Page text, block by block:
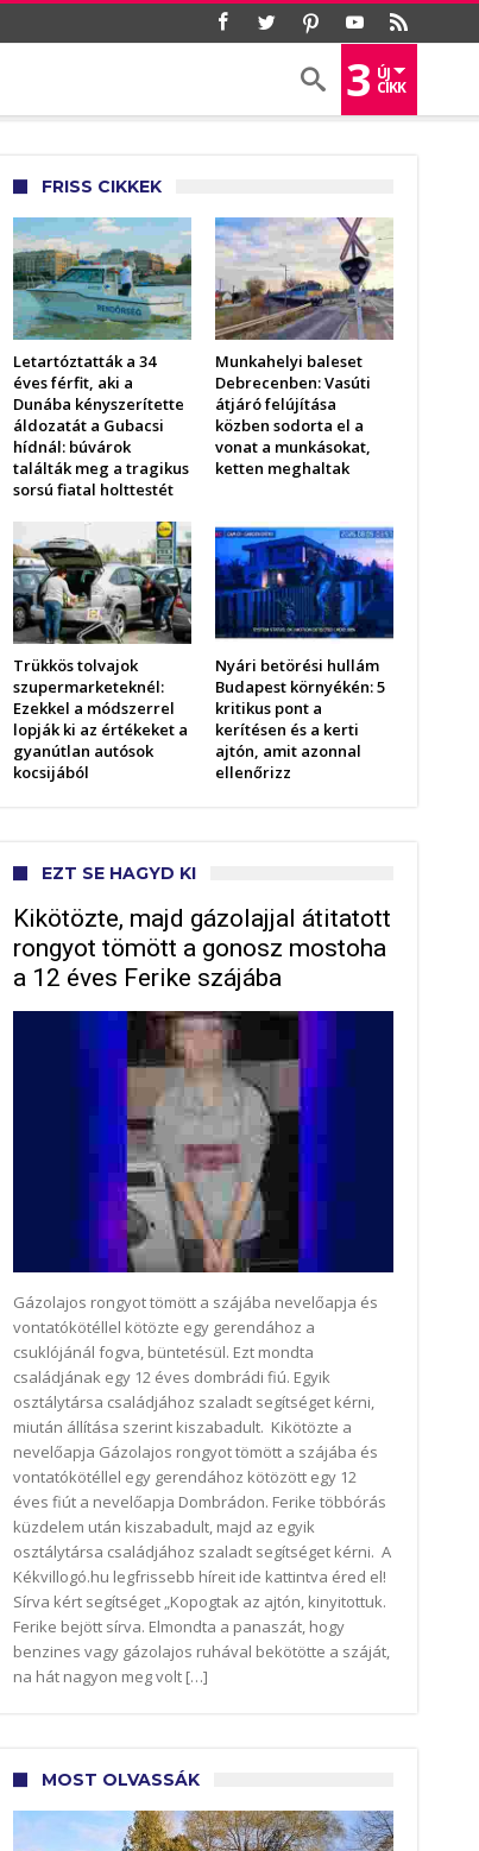
3 ÚJ
CIKK
FRISS CIKKEK
Letartóztatták a 34
éves férfit, aki a
Dunába kényszerítette
áldozatát a Gubacsi
hídnál: búvárok
találták meg a tragikus
sorsú fiatal holttestét
Munkahelyi baleset
Debrecenben: Vasúti
átjáró felújítása
közben sodorta el a
vonat a munkásokat,
ketten meghaltak
Trükkös tolvajok
szupermarketeknél:
Ezekkel a módszerrel
lopják ki az értékeket a
gyanútlan autósok
kocsijából
Nyári betörési hullám
Budapest környékén: 5
kritikus pont a
kerítésen és a kerti
ajtón, amit azonnal
ellenőrizz
EZT SE HAGYD KI
Kikötözte, majd gázolajjal átitatott
rongyot tömött a gonosz mostoha
a 12 éves Ferike szájába
Gázolajos rongyot tömött a szájába nevelőapja és
vontatókötéllel kötözte egy gerendához a
csuklójánál fogva, büntetésül. Ezt mondta
családjának egy 12 éves dombrádi fiú. Egyik
osztálytársa családjához szaladt segítséget kérni,
miután állítása szerint kiszabadult. Kikötözte a
nevelőapja Gázolajos rongyot tömött a szájába és
vontatókötéllel egy gerendához kötözött egy 12
éves fiút a nevelőapja Dombrádon. Ferike többórás
küzdelem után kiszabadult, majd az egyik
osztálytársa családjához szaladt segítséget kérni. A
Kékvillogó.hu legfrissebb híreit ide kattintva éred el!
Sírva kért segítséget „Kopogtak az ajtón, kinyitottuk.
Ferike bejött sírva. Elmondta a panaszát, hogy
benzines vagy gázolajos ruhával bekötötte a száját,
na hát nagyon meg volt […]
MOST OLVASSÁK